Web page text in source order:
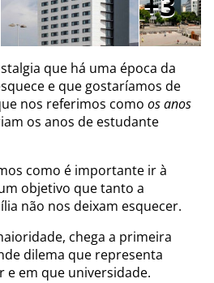
que há uma época da
e que gostaríamos de
nos referimos como os anos
os anos de estudante
como é importante ir à
objetivo que tanto a
não nos deixam esquecer.
chega a primeira
dilema que representa
e em que universidade.